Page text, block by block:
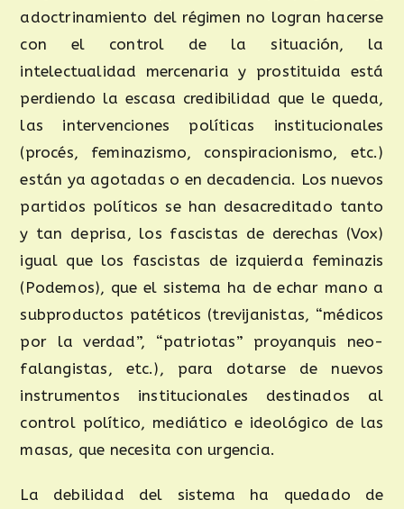
adoctrinamiento del régimen no logran hacerse
con el control de la situación, la
intelectualidad mercenaria y prostituida está
perdiendo la escasa credibilidad que le queda,
las intervenciones políticas institucionales
(procés, feminazismo, conspiracionismo, etc.)
están ya agotadas o en decadencia. Los nuevos
partidos políticos se han desacreditado tanto
y tan deprisa, los fascistas de derechas (Vox)
igual que los fascistas de izquierda feminazis
(Podemos), que el sistema ha de echar mano a
subproductos patéticos (trevijanistas, “médicos
por la verdad”, “patriotas” proyanquis neo-
falangistas, etc.), para dotarse de nuevos
instrumentos institucionales destinados al
control político, mediático e ideológico de las
masas, que necesita con urgencia.
La debilidad del sistema ha quedado de